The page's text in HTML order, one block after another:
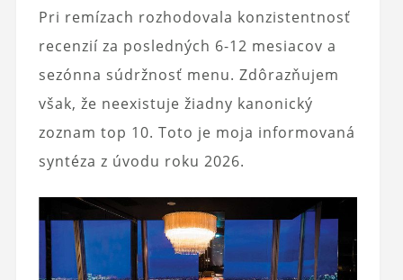
Pri remízach rozhodovala konzistentnosť
recenzií za posledných 6-12 mesiacov a
sezónna súdržnosť menu. Zdôrazňujem
však, že neexistuje žiadny kanonický
zoznam top 10. Toto je moja informovaná
syntéza z úvodu roku 2026.